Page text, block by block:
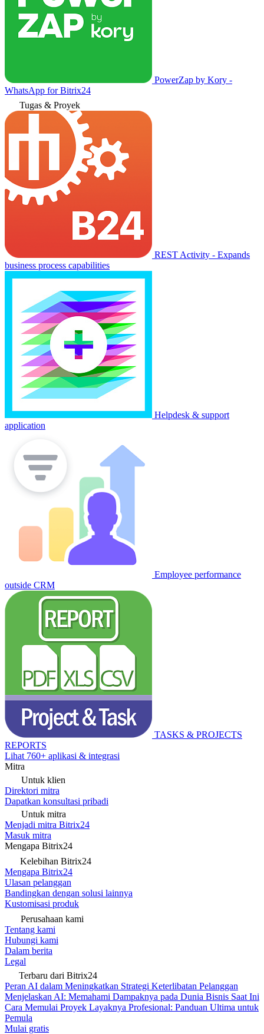
PowerZap by Kory -
WhatsApp for Bitrix24
Tugas & Proyek
REST Activity - Expands
business process capabilities
Helpdesk & support
application
Employee performance
outside CRM
TASKS & PROJECTS
REPORTS
Lihat 760+ aplikasi & integrasi
Mitra
Untuk klien
Direktori mitra
Dapatkan konsultasi pribadi
Untuk mitra
Menjadi mitra Bitrix24
Masuk mitra
Mengapa Bitrix24
Kelebihan Bitrix24
Mengapa Bitrix24
Ulasan pelanggan
Bandingkan dengan solusi lainnya
Kustomisasi produk
Perusahaan kami
Tentang kami
Hubungi kami
Dalam berita
Legal
Terbaru dari Bitrix24
Peran AI dalam Meningkatkan Strategi Keterlibatan Pelanggan
Menjelaskan AI: Memahami Dampaknya pada Dunia Bisnis Saat Ini
Cara Memulai Proyek Layaknya Profesional: Panduan Ultima untuk
Pemula
Mulai gratis